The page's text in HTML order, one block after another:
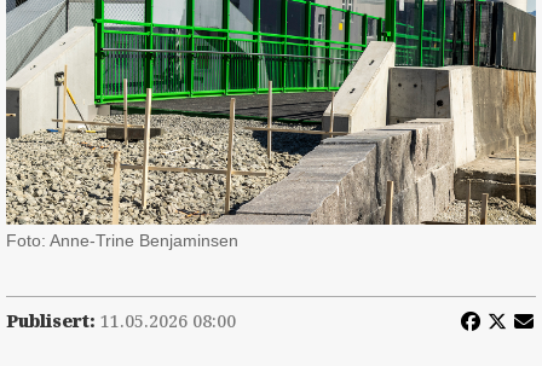
Foto: Anne-Trine Benjaminsen
Publisert: 11.05.2026 08:00